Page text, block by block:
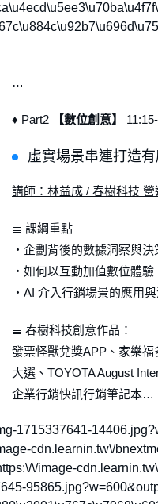
…
♦ Part2 【數位創意】
虛實場景串連打造
講師：林益成 / 春樹科技
≣ 課綱重點
・企劃背後的數據洞察與決
・如何以互動加值數位體驗
・AI 介入行銷場景的應用
≣ 春樹科技創意作品：
發票怪獸兌獎APP、家樂
大選、TOYOTA August
企業行銷快訊行銷筆記本…
1715337641-
cdn.learnin.tw\/
image-